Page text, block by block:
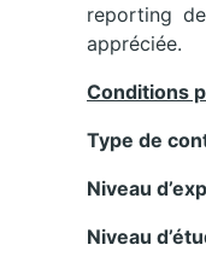
reporting
appréciée.
Conditions
Type de
Niveau
Niveau